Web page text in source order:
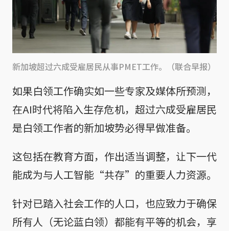
新加坡超过六成受雇居民从事PMET工作。（联合早报）
如果白领工作确实如一些专家及媒体所预测，
在AI时代将陷入生存危机，超过六成受雇居民
是白领工作者的新加坡势必得早做准备。
这包括在教育方面，作出适当调整，让下一代
能成为与人工智能“共存”的重要人力资源。
针对已踏入社会工作的人口，也应致力于确保
所有人（无论蓝白领）都能有平等的机会，享